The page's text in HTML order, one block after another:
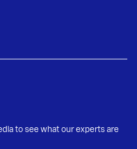
to see what our experts are